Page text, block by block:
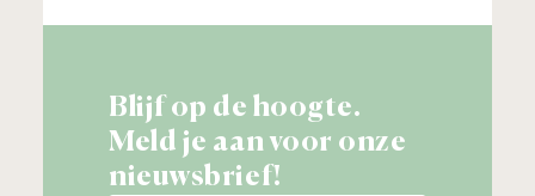
Blijf op de hoogte.
Meld je aan voor onze
nieuwsbrief!